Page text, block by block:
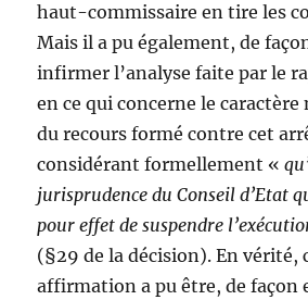
haut-commissaire en tire les
Mais il a pu également, de
infirmer l’analyse faite par le
en ce qui concerne le
du recours formé contre cet
considérant formellement «
jurisprudence du Conseil d’Etat
pour effet de suspendre
(§29 de la décision). En vérité,
affirmation a pu être, de façon